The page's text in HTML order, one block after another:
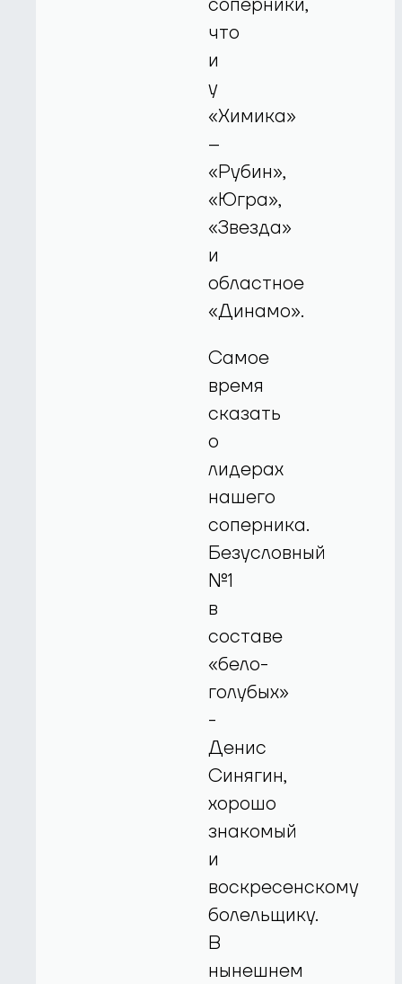
соперники,
что
и
у
«Химика»
–
«Рубин»,
«Югра»,
«Звезда»
и
областное
«Динамо».
Самое
время
сказать
о
лидерах
нашего
соперника.
Безусловный
№1
в
составе
«бело-
голубых»
-
Денис
Синягин,
хорошо
знакомый
и
воскресенскому
болельщику.
В
нынешнем